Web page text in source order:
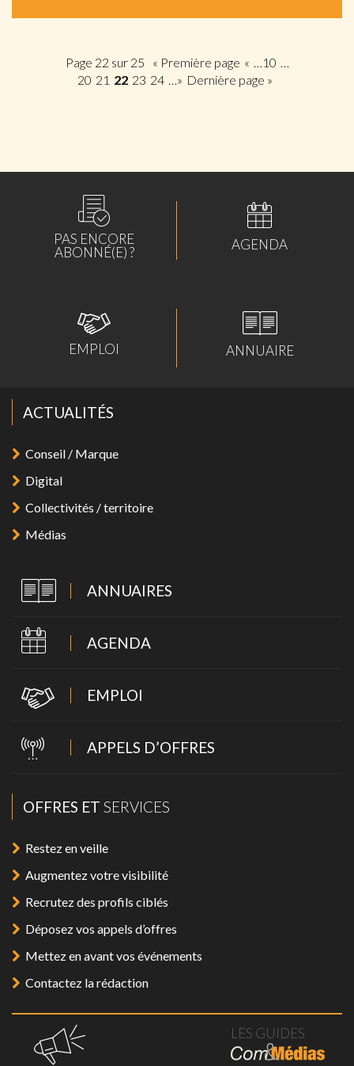
Page 22 sur 25 « Première page « …10 …
20 21 22 23 24 …» Dernière page »
PAS ENCORE
ABONNÉ(E) ?
AGENDA
EMPLOI ANNUAIRE
ACTUALITÉS
Conseil / Marque
Digital
Collectivités / territoire
Médias
ANNUAIRES
AGENDA
EMPLOI
APPELS D’OFFRES
OFFRES ET SERVICES
Restez en veille
Augmentez votre visibilité
Recrutez des profils ciblés
Déposez vos appels d’offres
Mettez en avant vos événements
Contactez la rédaction
LES GUIDES